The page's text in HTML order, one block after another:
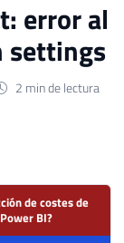
error al
settings
2 min de lectura
de costes de
Power BI?